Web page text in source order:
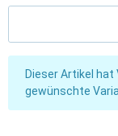
xDieser Artikel hat
gewünschte